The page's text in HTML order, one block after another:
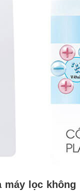
máy lọc không